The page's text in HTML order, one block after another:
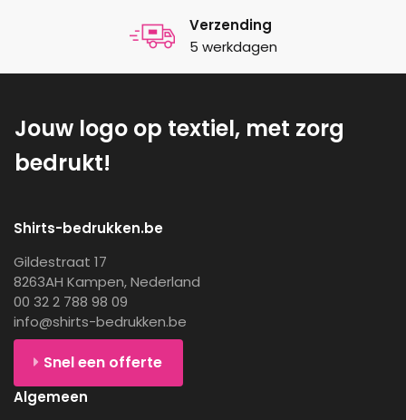
Verzending
5 werkdagen
Jouw logo op textiel, met zorg
bedrukt!
Shirts-bedrukken.be
Gildestraat 17
8263AH Kampen, Nederland
00 32 2 788 98 09
info@shirts-bedrukken.be
Snel een offerte
Algemeen